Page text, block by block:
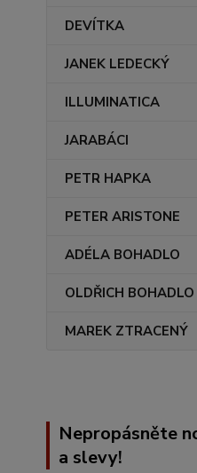
DEVÍTKA
JANEK LEDECKÝ
ILLUMINATICA
JARABÁCI
PETR HAPKA
PETER ARISTONE
ADÉLA BOHADLO
OLDŘICH BOHADLO
MAREK ZTRACENÝ
Nepropásněte
a slevy!